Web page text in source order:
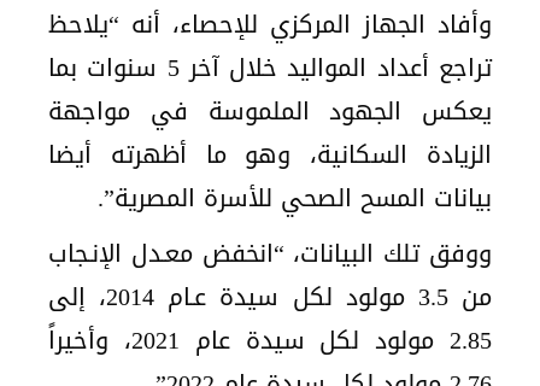
وأفاد الجهاز المركزي للإحصاء، أنه “يلاحظ
تراجع أعداد المواليد خلال آخر 5 سنوات بما
يعكس الجهود الملموسة في مواجهة
الزيادة السكانية، وهو ما أظهرته أيضا
بيانات المسح الصحي للأسرة المصرية”.
ووفق تلك البيانات، “انخفض معـدل الإنـجاب
من 3.5 مولود لكل سيدة عـام 2014، إلى
2.85 مولود لكل سيدة عام 2021، وأخيراً